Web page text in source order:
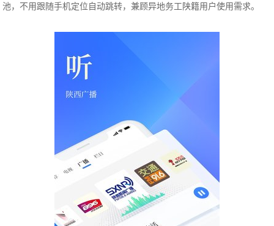
池，不用跟随手机定位自动跳转，兼顾异地务工陕籍用户使用需求。